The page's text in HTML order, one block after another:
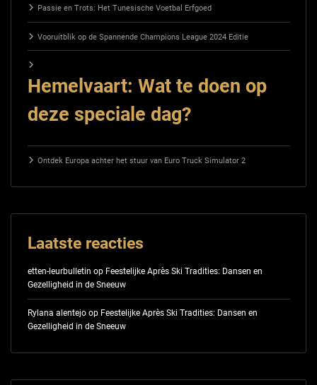
Passie en Trots: Het Tunesische Voetbal Erfgoed
Vooruitblik op de Spannende Champions League 2024 Editie
Hemelvaart: Wat te doen op
deze speciale dag?
Ontdek Europa achter het stuur van Euro Truck Simulator 2
Laatste reacties
etten-leurbulletin op Feestelijke Après Ski Tradities: Dansen en
Gezelligheid in de Sneeuw
Rylana alentejoop Feestelijke Après Ski Tradities: Dansen en
Gezelligheid in de Sneeuw